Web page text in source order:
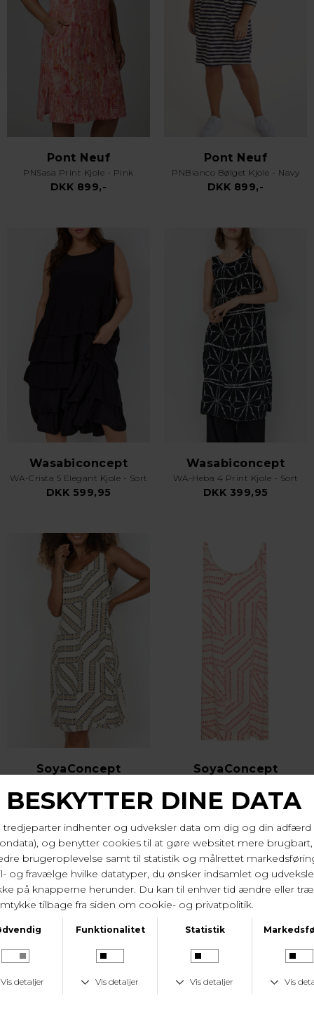
Pont Neuf
PNSasa Print Kjole - Pink
DKK 899,-
Pont Neuf
PNBianco Bølget Kjole - Navy
DKK 899,-
Wasabiconcept
WA-Crista 5 Elegant Kjole - Sort
DKK 599,95
Wasabiconcept
WA-Heba 4 Print Kjole - Sort
DKK 399,95
SoyaConcept
DKK 349,95
SoyaConcept
DKK 349,95